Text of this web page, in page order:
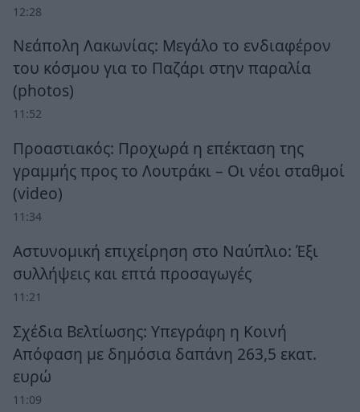
12:28
Νεάπολη Λακωνίας: Μεγάλο το ενδιαφέρον
του κόσμου για το Παζάρι στην παραλία
(photos)
11:52
Προαστιακός: Προχωρά η επέκταση της
γραμμής προς το Λουτράκι – Οι νέοι σταθμοί
(video)
11:34
Αστυνομική επιχείρηση στο Ναύπλιο: Έξι
συλλήψεις και επτά προσαγωγές
11:21
Σχέδια Βελτίωσης: Υπεγράφη η Κοινή
Απόφαση με δημόσια δαπάνη 263,5 εκατ.
ευρώ
11:09